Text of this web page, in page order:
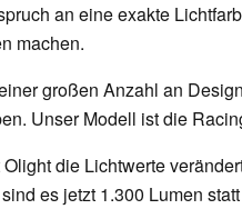
an eine exakte
machen.
großen Anzahl an
Unser Modell ist die
die Lichtwerte
es jetzt 1.300 Lumen